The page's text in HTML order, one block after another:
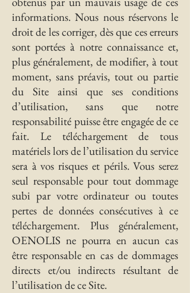
informations. Nous nous réservons le
droit de les corriger, dès que ces erreurs
sont portées à notre connaissance et,
plus généralement, de modifier, à tout
moment, sans préavis, tout ou partie
du Site ainsi que ses conditions
d’utilisation, sans que notre
responsabilité puisse être engagée de ce
fait. Le téléchargement de tous
matériels lors de l’utilisation du service
sera à vos risques et périls. Vous serez
seul responsable pour tout dommage
subi par votre ordinateur ou toutes
pertes de données consécutives à ce
téléchargement. Plus généralement,
OENOLIS ne pourra en aucun cas
être responsable en cas de dommages
directs et/ou indirects résultant de
l’utilisation de ce Site.